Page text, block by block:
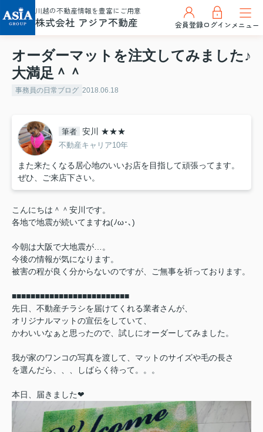
川越の不動産情報を豊富にご用意
株式会社 アジア不動産 会員登録ログインメニュー
オーダーマットを注文してみました♪
大満足＾＾
事務員の日常ブログ 2018.06.18
筆者 安川 ★★★
不動産キャリア10年
また来たくなる居心地のいいお店を目指して頑張ってます。
ぜひ、ご来店下さい。
こんにちは＾＾安川です。
各地で地震が続いてますね(ﾉω･､)
今朝は大阪で大地震が…。
今後の情報が気になります。
被害の程が良く分からないのですが、ご無事を祈っております。
■■■■■■■■■■■■■■■■■■■■■■■■■
先日、不動産チラシを届けてくれる業者さんが、
オリジナルマットの宣伝をしていて、
かわいいなぁと思ったので、試しにオーダーしてみました。
我が家のワンコの写真を渡して、マットのサイズや毛の長さ
を選んだら、、、しばらく待って。。。
本日、届きました❤